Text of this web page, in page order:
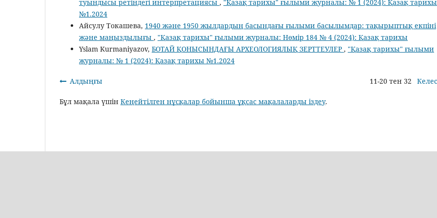
туындысы ретіндегі интерпретациясы , "Қазақ тарихы" ғылыми журналы: № 1 (2024): Қазақ тарихы
№1.2024
Айсулу Токашева, 1940 және 1950 жылдардың басындағы ғылыми басылымдар: тақырыптық екпіні
және маңыздылығы , "Қазақ тарихы" ғылыми журналы: Нөмір 184 № 4 (2024): Қазақ тарихы
Yslam Kurmaniyazov, БОТАЙ ҚОНЫСЫНДАҒЫ АРХЕОЛОГИЯЛЫҚ ЗЕРТТЕУЛЕР , "Қазақ тарихы" ғылыми
журналы: № 1 (2024): Қазақ тарихы №1.2024
Алдыңғы 11-20 тен 32
Бұл мақала үшін Кеңейтілген нұсқалар бойынша ұқсас мақалаларды іздеу.